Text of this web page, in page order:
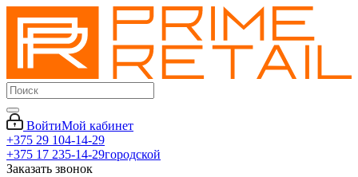
ВойтиМой кабинет
+375 29 104-14-29
+375 17 235-14-29городской
Заказать звонок